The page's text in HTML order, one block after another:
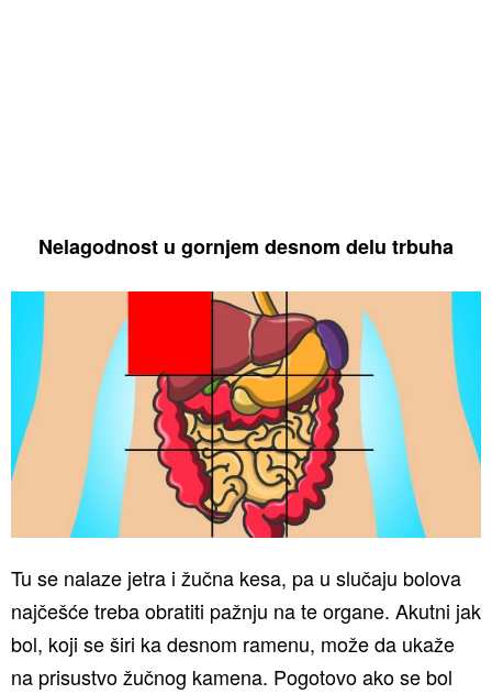
Nelagodnost u gornjem desnom delu trbuha
Tu se nalaze jetra i žučna kesa, pa u slučaju bolova
najčešće treba obratiti pažnju na te organe. Akutni jak
bol, koji se širi ka desnom ramenu, može da ukaže
na prisustvo žučnog kamena. Pogotovo ako se bol